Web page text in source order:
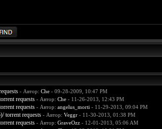
- Автор: Che- 09-28-2009, 10:47 PM
requests - Автор: Che- 11-26-2013, 12:43 PM
requests - Автор: angelus_morti - 11-29-2013, 09:04 PM
torrent requests - Автор: Veggr- 11-30-2013, 01:38 PM
requests - Автор: GraveOzz- 12-01-2013, 05:06 AM